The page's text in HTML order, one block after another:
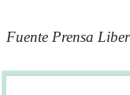
Fuente Prensa